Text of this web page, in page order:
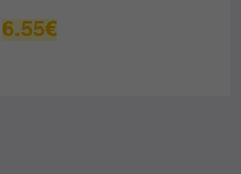
El
precio
6.55€El
precio